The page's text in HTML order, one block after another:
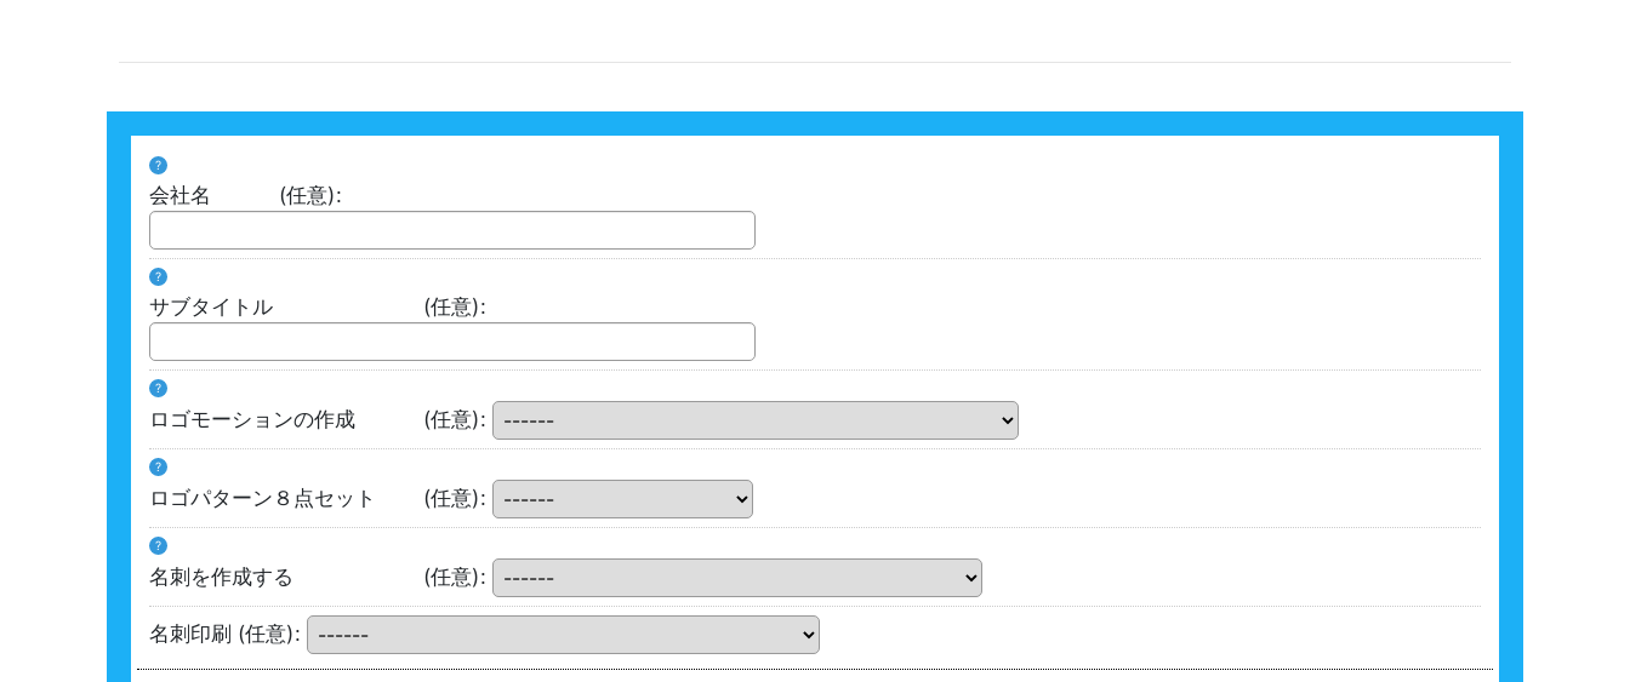
?
会社名 (任意):
?
サブタイトル (任意):
?
ロゴモーションの作成 (任意):
?
ロゴパターン８点セット (任意):
?
名刺を作成する (任意):
名刺印刷 (任意):